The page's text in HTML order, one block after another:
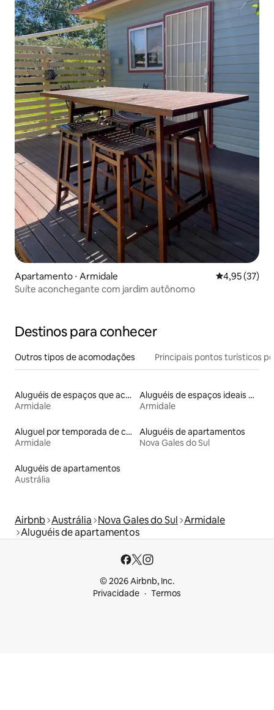
Apartamento ⋅ Armidale 4,95 de uma
4,95 (37)
Suíte aconchegante com jardim autônomo
Destinos para conhecer
Outros tipos de acomodações Principais pontos turísticos
Aluguéis de espaços que aceitam animais de estimação
Armidale
Aluguéis de espaços ideais para famílias
Armidale
Aluguel por temporada de casas de hóspedes
Armidale
Aluguéis de apartamentos
Nova Gales do Sul
Aluguéis de apartamentos
Austrália
Airbnb Austrália Nova Gales do Sul Armidale
Aluguéis de apartamentos
© 2026 Airbnb, Inc.
Privacidade
Termos